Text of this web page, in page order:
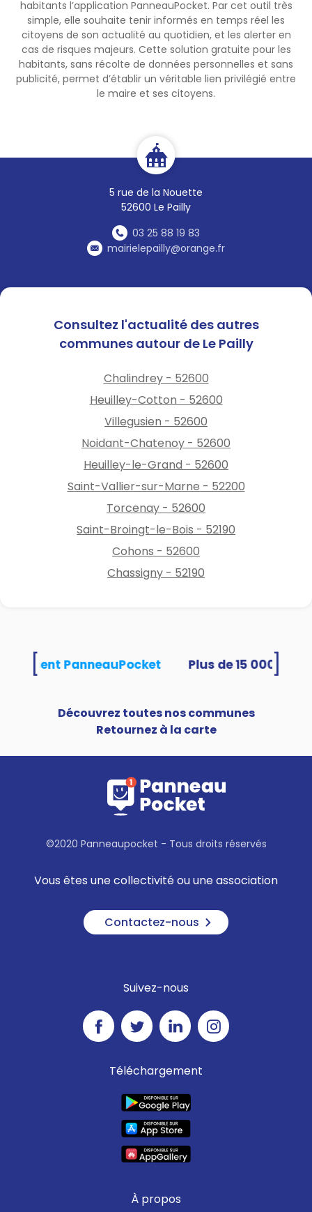
habitants l’application PanneauPocket. Par cet outil très
simple, elle souhaite tenir informés en temps réel les
citoyens de son actualité au quotidien, et les alerter en
cas de risques majeurs. Cette solution gratuite pour les
habitants, sans récolte de données personnelles et sans
publicité, permet d’établir un véritable lien privilégié entre
le maire et ses citoyens.
5 rue de la Nouette
52600 Le Pailly
03 25 88 19 83
mairielepailly@orange.fr
Consultez l'actualité des autres
communes autour de Le Pailly
Chalindrey - 52600
Heuilley-Cotton - 52600
Villegusien - 52600
Noidant-Chatenoy - 52600
Heuilley-le-Grand - 52600
Saint-Vallier-sur-Marne - 52200
Torcenay - 52600
Saint-Broingt-le-Bois - 52190
Cohons - 52600
Chassigny - 52190
PanneauPocket
Découvrez toutes nos communes
Retournez à la carte
©2020 Panneaupocket - Tous droits réservés
Vous êtes une collectivité ou une association
Contactez-nous
Suivez-nous
Téléchargement
À propos